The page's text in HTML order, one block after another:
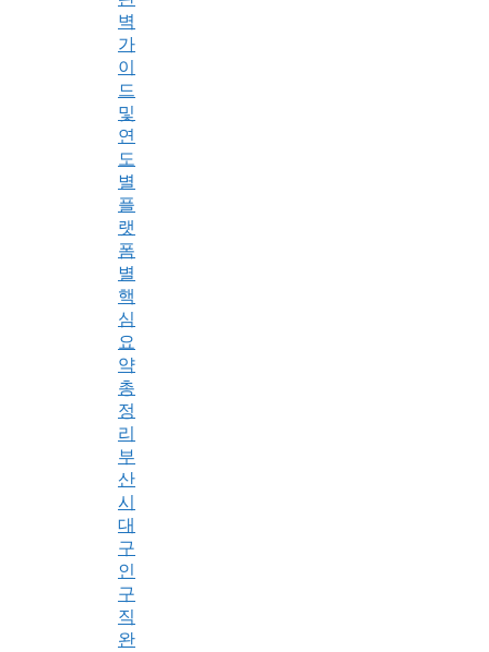
벽
가
이
드
및
연
도
별
플
랫
폼
별
핵
심
요
약
총
정
리
부
산
시
대
구
인
구
직
완